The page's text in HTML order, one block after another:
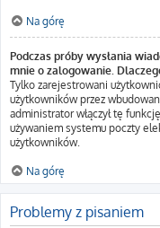
Na górę
Podczas próby wysłania
mnie o zalogowanie.
Tylko zarejestrowani
użytkowników przez
administrator włączył tę
używaniem systemu poczty
użytkowników.
Na górę
Problemy z pisaniem